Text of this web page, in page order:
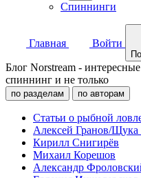
Спиннинги
Главная Войти
Блог Norstream -
спиннинг и не только
по разделам по авторам
Статьи о рыбной
Алексей Гранов/
Кирилл Снигирёв
Михаил Корешов
Александр